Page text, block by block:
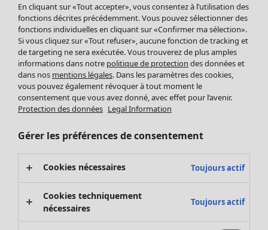
Leggings et collants
Accessoires
Chaussures
Vêtements de bain
Basics
Soldes Mobilier
Bonnes affaires déco
Décoration
Textiles
Tapis
Éponge
En cliquant sur «Tout accepter», vous consentez à l’utilisation des
fonctions décrites précédemment. Vous pouvez sélectionner des
fonctions individuelles en cliquant sur «Confirmer ma sélection».
Si vous cliquez sur «Tout refuser», aucune fonction de tracking et
de targeting ne sera exécutée. Vous trouverez de plus amples
informations dans notre politique de protection des données et
dans nos mentions légales. Dans les paramètres des cookies,
vous pouvez également révoquer à tout moment le
consentement que vous avez donné, avec effet pour l’avenir.
Protection des données Legal Information
Gérer les préférences de consentement
Cookies nécessaires Toujours actif
Cookies techniquement
nécessaires
Toujours actif